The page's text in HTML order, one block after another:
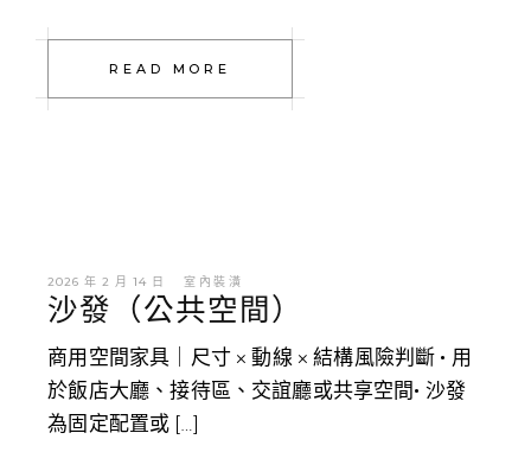
READ MORE
2026 年 2 月 14 日 室內裝潢
沙發（公共空間）
商用空間家具｜尺寸 × 動線 × 結構風險判斷 • 用
於飯店大廳、接待區、交誼廳或共享空間• 沙發
為固定配置或 […]